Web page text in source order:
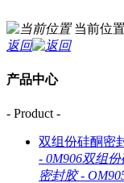
当前位置
返回
产品中心
- Product -
双组份硅酮密
- 0M906双组
密封胶 -